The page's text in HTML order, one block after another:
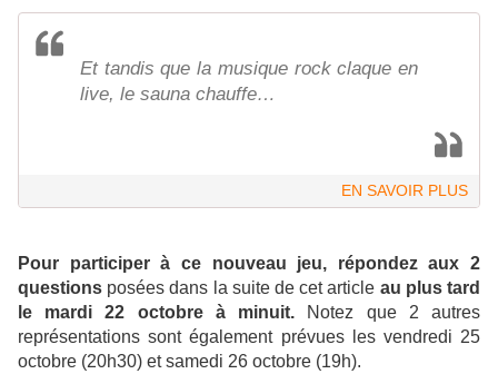
Et tandis que la musique rock claque en
live, le sauna chauffe…
EN SAVOIR PLUS
Pour participer à ce nouveau jeu, répondez aux 2
questions posées dans la suite de cet article au plus tard
le mardi 22 octobre à minuit. Notez que 2 autres
représentations sont également prévues les vendredi 25
octobre (20h30) et samedi 26 octobre (19h).